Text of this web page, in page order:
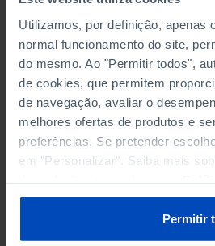
Utilizamos, por definição, apenas
normal funcionamento do site,
do mesmo. Ao "Permitir todos",
de cookies, que permitem
de navegação, avaliar o
melhores ofertas de produtos e
preferências. Se pretender
em "Personalizar". Saiba mais
Permitir
Last updated: 2023-01-25
RELATED
Agricultural labour force: total and by
Employment: total and by occupation in